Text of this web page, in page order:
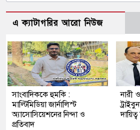
এ ক্যাটাগরির আরো নিউজ
সাংবাদিককে হুমকি :
মাল্টিমিডিয়া জার্নালিস্ট
অ্যাসোসিয়েশনের নিন্দা ও
প্রতিবাদ
নারী